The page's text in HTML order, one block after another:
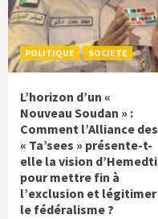
POLITIQUE SOCIETE
L’horizon d’un «
Nouveau Soudan » :
Comment l’Alliance des
« Ta’sees » présente-t-
elle la vision d’Hemedti
pour mettre fin à
l’exclusion et légitimer
le fédéralisme ?